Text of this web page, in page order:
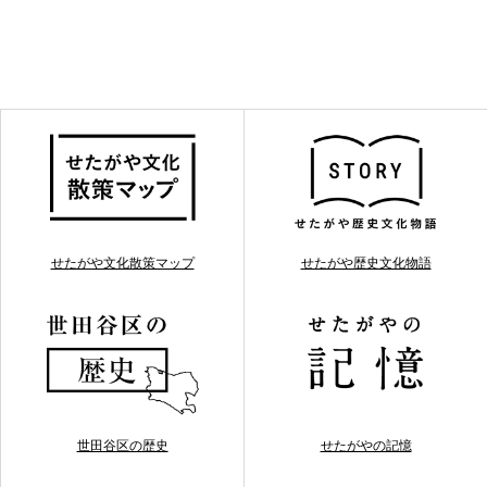
せたがや文化散策マップ せたがや歴史文化物語
世田谷区の歴史 せたがやの記憶